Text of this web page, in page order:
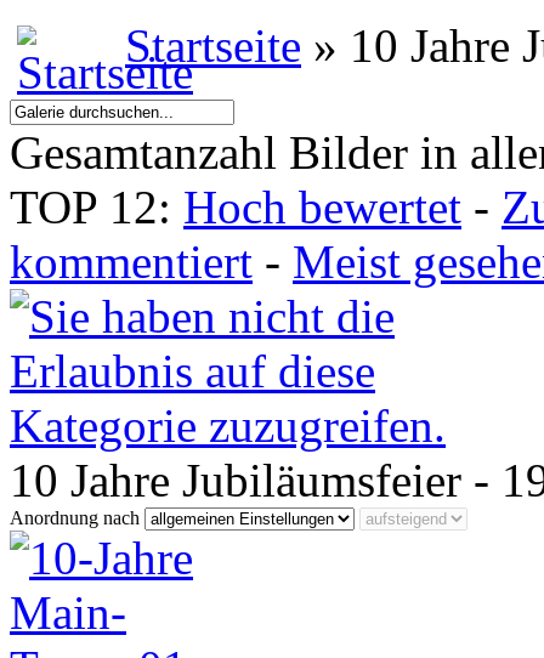
Startseite » 10 Jahre
Gesamtanzahl Bilder in
TOP 12: Hoch bewertet -
kommentiert - Meist
10 Jahre Jubiläumsfeier -
Anordnung nach